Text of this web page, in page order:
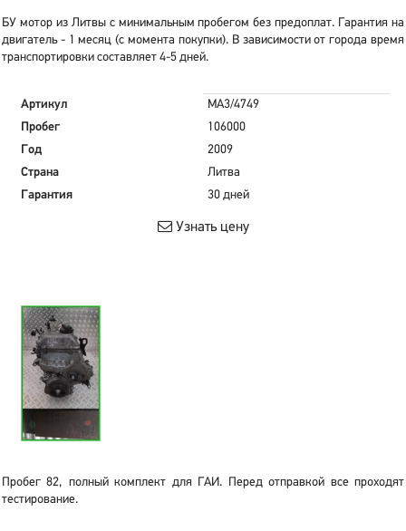
БУ мотор из Литвы с минимальным пробегом без предоплат. Гарантия на
двигатель - 1 месяц (с момента покупки). В зависимости от города время
транспортировки составляет 4-5 дней.
Артикул
MA3/4749
Пробег
106000
Год
2009
Страна
Литва
Гарантия
30 дней
Узнать цену
Пробег 82, полный комплект для ГАИ. Перед отправкой все проходят
тестирование.